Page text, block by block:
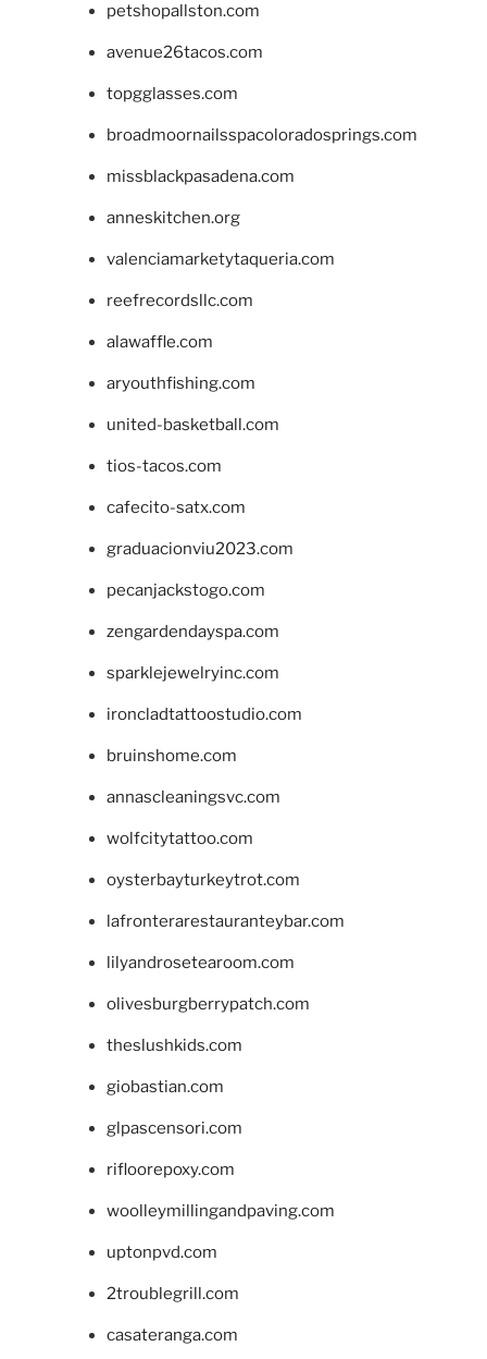
petshopallston.com
avenue26tacos.com
topgglasses.com
broadmoornailsspacoloradosprings.com
missblackpasadena.com
anneskitchen.org
valenciamarketytaqueria.com
reefrecordsllc.com
alawaffle.com
aryouthfishing.com
united-basketball.com
tios-tacos.com
cafecito-satx.com
graduacionviu2023.com
pecanjackstogo.com
zengardendayspa.com
sparklejewelryinc.com
ironcladtattoostudio.com
bruinshome.com
annascleaningsvc.com
wolfcitytattoo.com
oysterbayturkeytrot.com
lafronterarestauranteybar.com
lilyandrosetearoom.com
olivesburgberrypatch.com
theslushkids.com
giobastian.com
glpascensori.com
rifloorepoxy.com
woolleymillingandpaving.com
uptonpvd.com
2troublegrill.com
casateranga.com